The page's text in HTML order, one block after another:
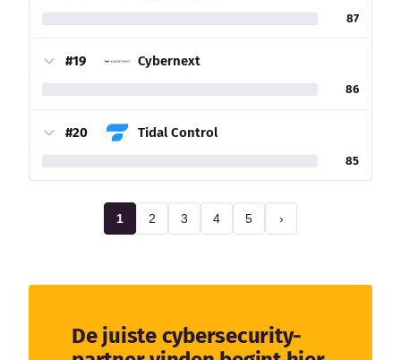
87
#19 Cybernext
86
#20 Tidal Control
85
1 2 3 4 5 ›
De juiste cybersecurity-